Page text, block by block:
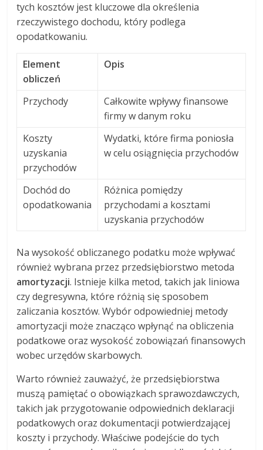
tych kosztów jest kluczowe dla określenia
rzeczywistego dochodu, który podlega
opodatkowaniu.
Element
obliczeń
Opis
Przychody
Całkowite wpływy finansowe
firmy w danym roku
Koszty
uzyskania
przychodów
Wydatki, które firma poniosła
w celu osiągnięcia przychodów
Dochód do
opodatkowania
Różnica pomiędzy
przychodami a kosztami
uzyskania przychodów
Na wysokość obliczanego podatku może wpływać
również wybrana przez przedsiębiorstwo metoda
amortyzacji. Istnieje kilka metod, takich jak liniowa
czy degresywna, które różnią się sposobem
zaliczania kosztów. Wybór odpowiedniej metody
amortyzacji może znacząco wpłynąć na obliczenia
podatkowe oraz wysokość zobowiązań finansowych
wobec urzędów skarbowych.
Warto również zauważyć, że przedsiębiorstwa
muszą pamiętać o obowiązkach sprawozdawczych,
takich jak przygotowanie odpowiednich deklaracji
podatkowych oraz dokumentacji potwierdzającej
koszty i przychody. Właściwe podejście do tych